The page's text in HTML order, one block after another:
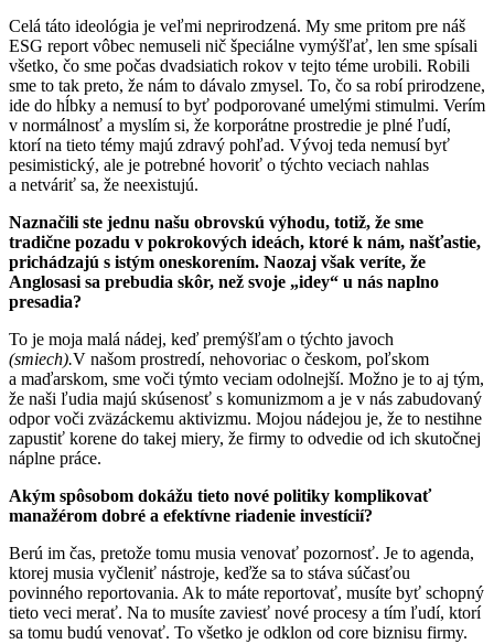
Celá táto ideológia je veľmi neprirodzená. My sme pritom pre náš
ESG report vôbec nemuseli nič špeciálne vymýšľať, len sme spísali
všetko, čo sme počas dvadsiatich rokov v tejto téme urobili. Robili
sme to tak preto, že nám to dávalo zmysel. To, čo sa robí prirodzene,
ide do hĺbky a nemusí to byť podporované umelými stimulmi. Verím
v normálnosť a myslím si, že korporátne prostredie je plné ľudí,
ktorí na tieto témy majú zdravý pohľad. Vývoj teda nemusí byť
pesimistický, ale je potrebné hovoriť o týchto veciach nahlas
a netváriť sa, že neexistujú.
Naznačili ste jednu našu obrovskú výhodu, totiž, že sme
tradične pozadu v pokrokových ideách, ktoré k nám, našťastie,
prichádzajú s istým oneskorením. Naozaj však veríte, že
Anglosasi sa prebudia skôr, než svoje „idey“ u nás naplno
presadia?
To je moja malá nádej, keď premýšľam o týchto javoch
(smiech).V našom prostredí, nehovoriac o českom, poľskom
a maďarskom, sme voči týmto veciam odolnejší. Možno je to aj tým,
že naši ľudia majú skúsenosť s komunizmom a je v nás zabudovaný
odpor voči zväzáckemu aktivizmu. Mojou nádejou je, že to nestihne
zapustiť korene do takej miery, že firmy to odvedie od ich skutočnej
náplne práce.
Akým spôsobom dokážu tieto nové politiky komplikovať
manažérom dobré a efektívne riadenie investícií?
Berú im čas, pretože tomu musia venovať pozornosť. Je to agenda,
ktorej musia vyčleniť nástroje, keďže sa to stáva súčasťou
povinného reportovania. Ak to máte reportovať, musíte byť schopný
tieto veci merať. Na to musíte zaviesť nové procesy a tím ľudí, ktorí
sa tomu budú venovať. To všetko je odklon od core biznisu firmy.